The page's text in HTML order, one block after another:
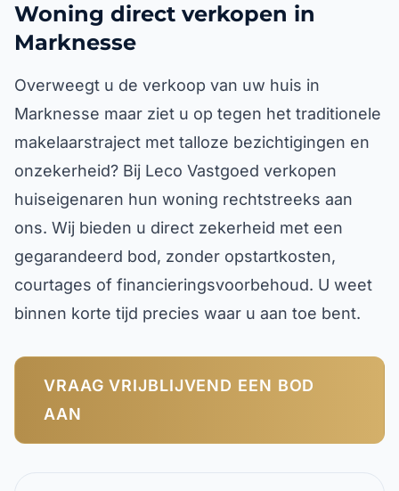
Woning direct verkopen in
Marknesse
Overweegt u de verkoop van uw huis in
Marknesse maar ziet u op tegen het traditionele
makelaarstraject met talloze bezichtigingen en
onzekerheid? Bij Leco Vastgoed verkopen
huiseigenaren hun woning rechtstreeks aan
ons. Wij bieden u direct zekerheid met een
gegarandeerd bod, zonder opstartkosten,
courtages of financieringsvoorbehoud. U weet
binnen korte tijd precies waar u aan toe bent.
VRAAG VRIJBLIJVEND EEN BOD
AAN